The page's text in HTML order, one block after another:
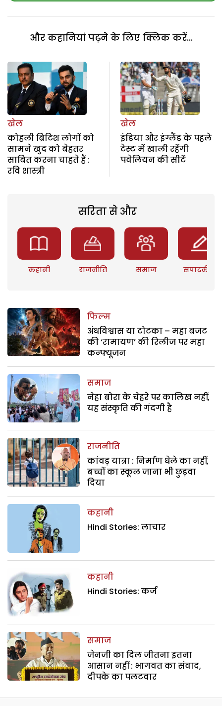
और कहानियां पढ़ने के लिए क्लिक करें...
खेल
कोहली ब्रिटिश लोगों को
सामने खुद को बेहतर
साबित करना चाहते हैं :
रवि शास्त्री
खेल
इंडिया और इंग्लैंड के पहले
टेस्ट में खाली रहेंगी
पवेलियन की सीटें
सरिता से और
कहानी राजनीति समाज संपादकीय
फिल्म
अंधविश्वास या टोटका – महा बजट
की ‘रामायण’ की रिलीज पर महा
कन्फ्यूजन
समाज
नेहा बोरा के चेहरे पर कालिख नहीं,
यह संस्कृति की गंदगी है
राजनीति
कांवड़ यात्रा : निर्माण धेले का नहीं,
बच्चों का स्कूल जाना भी छुड़वा
दिया
कहानी
Hindi Stories: लाचार
कहानी
Hindi Stories: कर्ज
समाज
जेनजी का दिल जीतना इतना
आसान नहीं : भागवत का संवाद,
दीपके का पलटवार